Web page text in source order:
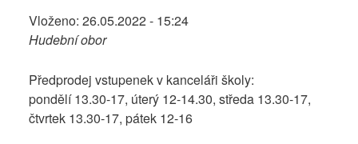
Vloženo: 26.05.2022 - 15:24
Hudební obor
Předprodej vstupenek v kanceláři školy:
pondělí 13.30-17, úterý 12-14.30, středa 13.30-17,
čtvrtek 13.30-17, pátek 12-16